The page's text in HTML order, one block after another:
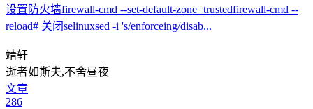
设置防火墙firewall-cmd --set-default-zone=trustedfirewall-cmd --
reload# 关闭selinuxsed -i 's/enforceing/disab...
靖轩
逝者如斯夫,不舍昼夜
文章
286